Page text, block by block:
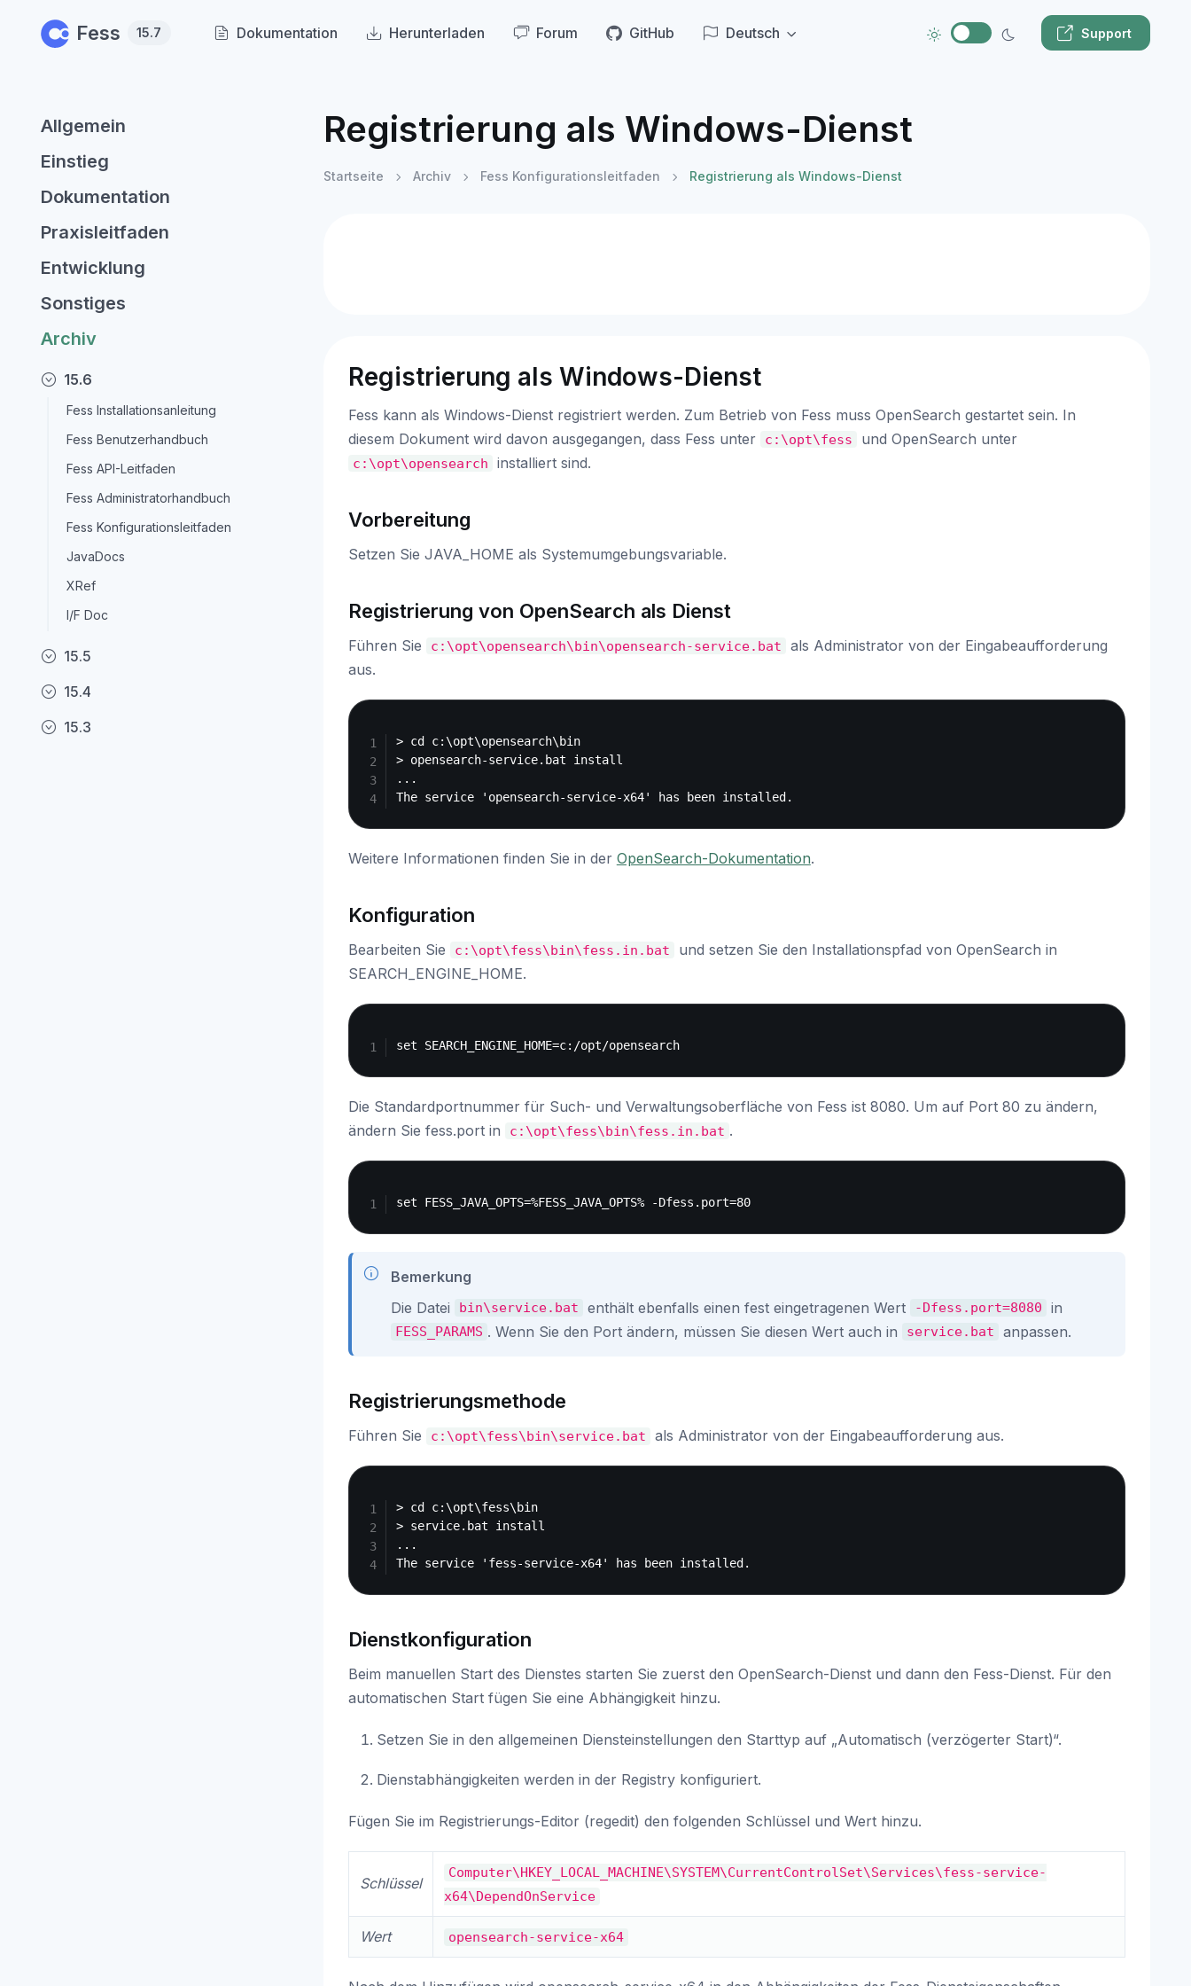
Fess 15.7 Dokumentation Herunterladen Forum GitHub Deutsch Support
Allgemein
Einstieg
Dokumentation
Praxisleitfaden
Entwicklung
Sonstiges
Archiv
15.6
Fess Installationsanleitung
Fess Benutzerhandbuch
Fess API-Leitfaden
Fess Administratorhandbuch
Fess Konfigurationsleitfaden
JavaDocs
XRef
I/F Doc
15.5
15.4
15.3
Registrierung als Windows-Dienst
Startseite Archiv Fess Konfigurationsleitfaden Registrierung als Windows-Dienst
Registrierung als Windows-Dienst
Fess kann als Windows-Dienst registriert werden. Zum Betrieb von Fess muss OpenSearch gestartet sein. In
diesem Dokument wird davon ausgegangen, dass Fess unter
c:\opt\fess und OpenSearch unter
c:\opt\opensearch installiert sind.
Vorbereitung
Setzen Sie JAVA_HOME als Systemumgebungsvariable.
Registrierung von OpenSearch als Dienst
Führen Sie c:\opt\opensearch\bin\opensearch-service.bat
als Administrator von der Eingabeaufforderung
aus.
> cd c:\opt\opensearch\bin
> opensearch-service.bat install
...
Weitere Informationen finden Sie in der OpenSearch-Dokumentation.
Konfiguration
Bearbeiten Sie c:\opt\fess\bin\fess.in.bat
und setzen Sie den Installationspfad von OpenSearch in
SEARCH_ENGINE_HOME.
set SEARCH_ENGINE_HOME=c:/opt/opensearch
Die Standardportnummer für Such- und Verwaltungsoberfläche von Fess ist 8080. Um auf Port 80 zu ändern,
ändern Sie fess.port in
c:\opt\fess\bin\fess.in.bat .
set FESS_JAVA_OPTS=%FESS_JAVA_OPTS% -Dfess.port=80
Bemerkung
Die Datei
bin\service.bat enthält ebenfalls einen fest eingetragenen Wert -Dfess.port=8080 in
FESS_PARAMS . Wenn Sie den Port ändern, müssen Sie diesen Wert auch in service.bat anpassen.
Registrierungsmethode
Führen Sie c:\opt\fess\bin\service.bat als Administrator von der Eingabeaufforderung aus.
> cd c:\opt\fess\bin
> service.bat install
...
Dienstkonfiguration
Beim manuellen Start des Dienstes starten Sie zuerst den OpenSearch-Dienst und dann den Fess-Dienst. Für den
automatischen Start fügen Sie eine Abhängigkeit hinzu.
Setzen Sie in den allgemeinen Diensteinstellungen den Starttyp auf „Automatisch (verzögerter Start)“.
Dienstabhängigkeiten werden in der Registry konfiguriert.
Fügen Sie im Registrierungs-Editor (regedit) den folgenden Schlüssel und Wert hinzu.
Schlüssel
Computer\HKEY_LOCAL_MACHINE\SYSTEM\CurrentControlSet\Services\fess-service-
x64\DependOnService
Wert opensearch-service-x64